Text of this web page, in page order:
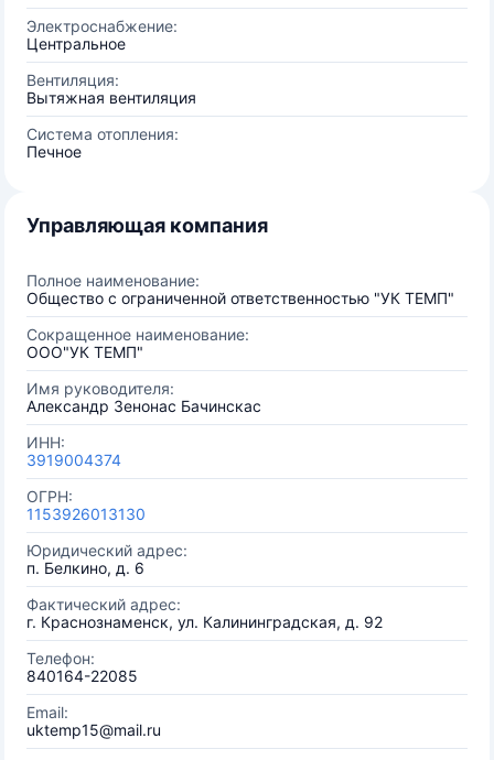
Электроснабжение:
Центральное
Вентиляция:
Вытяжная вентиляция
Система отопления:
Печное
Управляющая компания
Полное наименование:
Общество с ограниченной ответственностью "УК ТЕМП"
Сокращенное наименование:
ООО"УК ТЕМП"
Имя руководителя:
Александр Зенонас Бачинскас
ИНН:
3919004374
ОГРН:
1153926013130
Юридический адрес:
п. Белкино, д. 6
Фактический адрес:
г. Краснознаменск, ул. Калининградская, д. 92
Телефон:
840164-22085
Email:
uktemp15@mail.ru